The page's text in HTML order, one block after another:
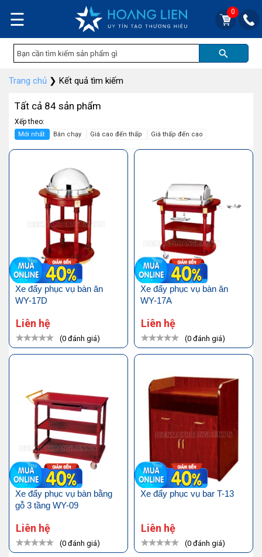
☰ 0
Trang chủ ❯ Kết quả tìm kiếm
Tất cả 84 sản phẩm
Xếp theo:
Mới nhất Bán chạy Giá cao đến thấp Giá thấp đến cao
Xe đẩy phục vụ bàn ăn
WY-17D
Liên hệ
(0 đánh giá)
Xe đẩy phục vụ bàn ăn
WY-17A
Liên hệ
(0 đánh giá)
Xe đẩy phục vụ bàn bằng
gỗ 3 tầng WY-09
Liên hệ
(0 đánh giá)
Xe đẩy phục vụ bar T-13
Liên hệ
(0 đánh giá)